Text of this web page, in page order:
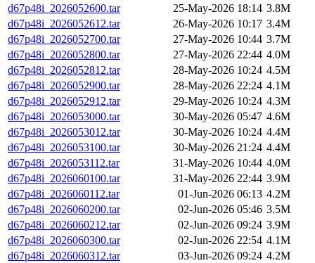
d67p48i_2026052600.tar
25-May-2026 18:14 3.8M
d67p48i_2026052612.tar
26-May-2026 10:17 3.4M
d67p48i_2026052700.tar
27-May-2026 10:44 3.7M
d67p48i_2026052800.tar
27-May-2026 22:44 4.0M
d67p48i_2026052812.tar
28-May-2026 10:24 4.5M
d67p48i_2026052900.tar
28-May-2026 22:24 4.1M
d67p48i_2026052912.tar
29-May-2026 10:24 4.3M
d67p48i_2026053000.tar
30-May-2026 05:47 4.6M
d67p48i_2026053012.tar
30-May-2026 10:24 4.4M
d67p48i_2026053100.tar
30-May-2026 21:24 4.4M
d67p48i_2026053112.tar
31-May-2026 10:44 4.0M
d67p48i_2026060100.tar
31-May-2026 22:44 3.9M
d67p48i_2026060112.tar
01-Jun-2026 06:13 4.2M
d67p48i_2026060200.tar
02-Jun-2026 05:46 3.5M
d67p48i_2026060212.tar
02-Jun-2026 09:24 3.9M
d67p48i_2026060300.tar
02-Jun-2026 22:54 4.1M
d67p48i_2026060312.tar
03-Jun-2026 09:24 4.2M